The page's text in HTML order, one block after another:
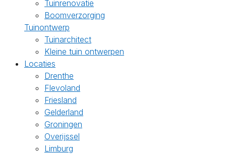
Tuinrenovatie
Boomverzorging
Tuinontwerp
Tuinarchitect
Kleine tuin ontwerpen
Locaties
Drenthe
Flevoland
Friesland
Gelderland
Groningen
Overijssel
Limburg